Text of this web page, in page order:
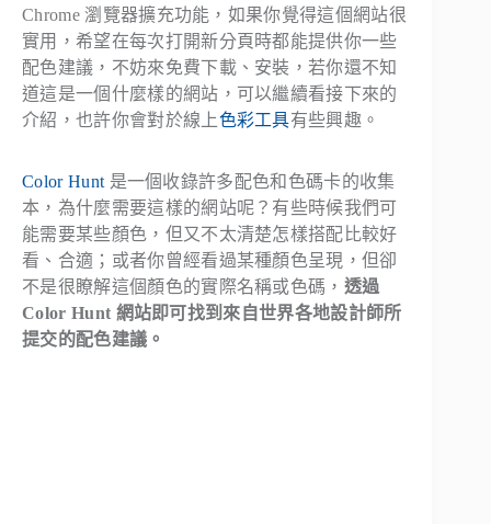
Chrome 瀏覽器擴充功能，如果你覺得這個網站很
實用，希望在每次打開新分頁時都能提供你一些
配色建議，不妨來免費下載、安裝，若你還不知
道這是一個什麼樣的網站，可以繼續看接下來的
介紹，也許你會對於線上色彩工具有些興趣。
Color Hunt 是一個收錄許多配色和色碼卡的收集
本，為什麼需要這樣的網站呢？有些時候我們可
能需要某些顏色，但又不太清楚怎樣搭配比較好
看、合適；或者你曾經看過某種顏色呈現，但卻
不是很瞭解這個顏色的實際名稱或色碼， 透過
Color Hunt 網站即可找到來自世界各地設計師所
提交的配色建議。